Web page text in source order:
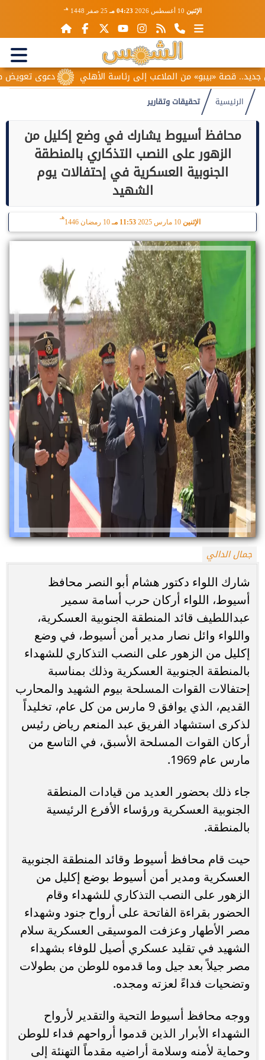
الإثنين 04:23 مـ 25 صفر 1448 هـ
دعوى تعويض ضد محمد صلاح.. 6 سبتمبر موعدًا من الملاعب إلى رئاسة الأهلي
الرئيسية تحقيقات وتقارير
محافظ أسيوط يشارك في وضع إكليل من
الزهور على النصب التذكاري بالمنطقة
الجنوبية العسكرية في إحتفالات يوم
الشهيد
الإثنين 11:53 مـ 10 رمضان 1446
هـ
جمال الدالي
شارك اللواء دكتور هشام أبو النصر محافظ
أسيوط، اللواء أركان حرب أسامة سمير
عبداللطيف قائد المنطقة الجنوبية العسكرية،
واللواء وائل نصار مدير أمن أسيوط، في وضع
إكليل من الزهور على النصب التذكاري للشهداء
بالمنطقة الجنوبية العسكرية وذلك بمناسبة
إحتفالات القوات المسلحة بيوم الشهيد والمحارب
القديم، الذي يوافق 9 مارس من كل عام، تخليداً
لذكرى استشهاد الفريق عبد المنعم رياض رئيس
أركان القوات المسلحة الأسبق، في التاسع من
مارس عام 1969.
جاء ذلك بحضور العديد من قيادات المنطقة
الجنوبية العسكرية ورؤساء الأفرع الرئيسية
بالمنطقة.
حيت قام محافظ أسيوط وقائد المنطقة الجنوبية
العسكرية ومدير أمن أسيوط بوضع إكليل من
الزهور على النصب التذكاري للشهداء وقام
الحضور بقراءة الفاتحة على أرواح جنود وشهداء
مصر الأطهار وعزفت الموسيقى العسكرية سلام
الشهيد في تقليد عسكري أصيل للوفاء بشهداء
مصر جيلاً بعد جيل وما قدموه للوطن من بطولات
وتضحيات فداءً لعزته ومجده.
ووجه محافظ أسيوط التحية والتقدير لأرواح
الشهداء الأبرار الذين قدموا أرواحهم فداء للوطن
وحماية لأمنه وسلامة أراضيه مقدماً التهنئة إلى